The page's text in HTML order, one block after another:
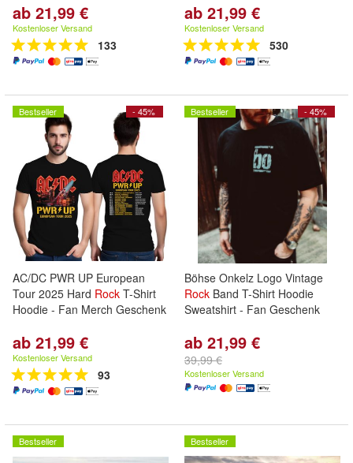
ab 21,99 €
Kostenloser Versand
133
ab 21,99 €
Kostenloser Versand
530
- 45%
Bestseller
AC/DC PWR UP European
Tour 2025 Hard Rock T-Shirt
Hoodie - Fan Merch Geschenk
ab 21,99 €
Kostenloser Versand
93
- 45%
Bestseller
Böhse Onkelz Logo Vintage
Rock Band T-Shirt Hoodie
Sweatshirt - Fan Geschenk
ab 21,99 €
39,99 €
Kostenloser Versand
Bestseller Bestseller